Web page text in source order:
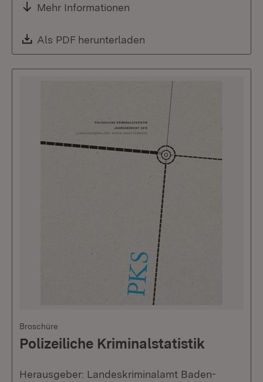
Mehr Informationen
Download:
Als PDF herunterladen
Broschüre
Polizeiliche Kriminalstatistik
Herausgeber: Landeskriminalamt Baden-